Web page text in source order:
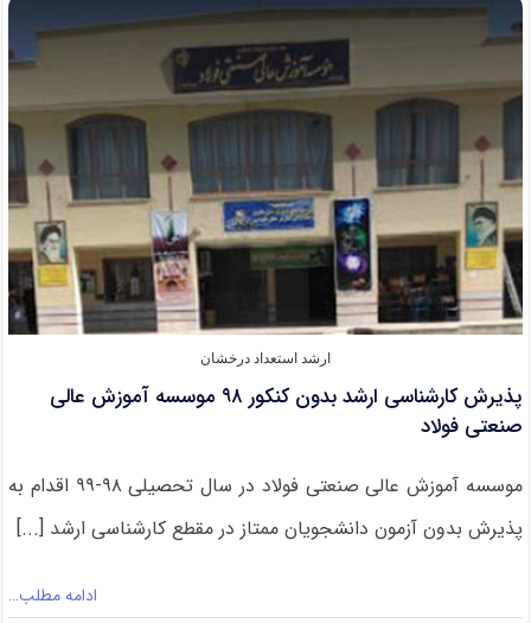
ارشد استعداد درخشان
پذیرش کارشناسی ارشد بدون کنکور ۹۸ موسسه آموزش عالی
صنعتی فولاد
موسسه آموزش عالی صنعتی فولاد در سال تحصیلی ۹۸-۹۹ اقدام به
پذیرش بدون آزمون دانشجویان ممتاز در مقطع کارشناسی ارشد [...]
ادامه مطلب…